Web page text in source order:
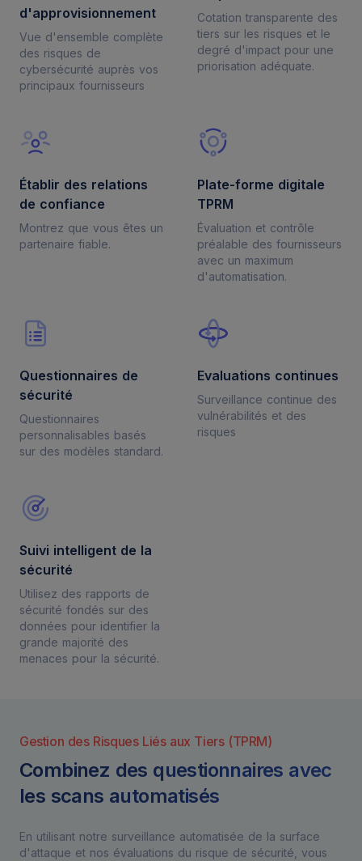
d'approvisionnement
Vue d'ensemble complète
des risques de
cybersécurité auprès vos
principaux fournisseurs
Cotation transparente des
tiers sur les risques et le
degré d'impact pour une
priorisation adéquate.
Établir des relations
de confiance
Montrez que vous êtes un
partenaire fiable.
Plate-forme digitale
TPRM
Évaluation et contrôle
préalable des fournisseurs
avec un maximum
d'automatisation.
Questionnaires de
sécurité
Questionnaires
personnalisables basés
sur des modèles standard.
Evaluations continues
Surveillance continue des
vulnérabilités et des
risques
Suivi intelligent de la
sécurité
Utilisez des rapports de
sécurité fondés sur des
données pour identifier la
grande majorité des
menaces pour la sécurité.
Gestion des Risques Liés aux Tiers (TPRM)
Combinez des questionnaires avec
les scans automatisés
En utilisant notre surveillance automatisée de la surface
d'attaque et nos évaluations du risque de sécurité, vous